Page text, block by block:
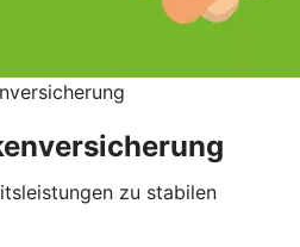
zu stabilen